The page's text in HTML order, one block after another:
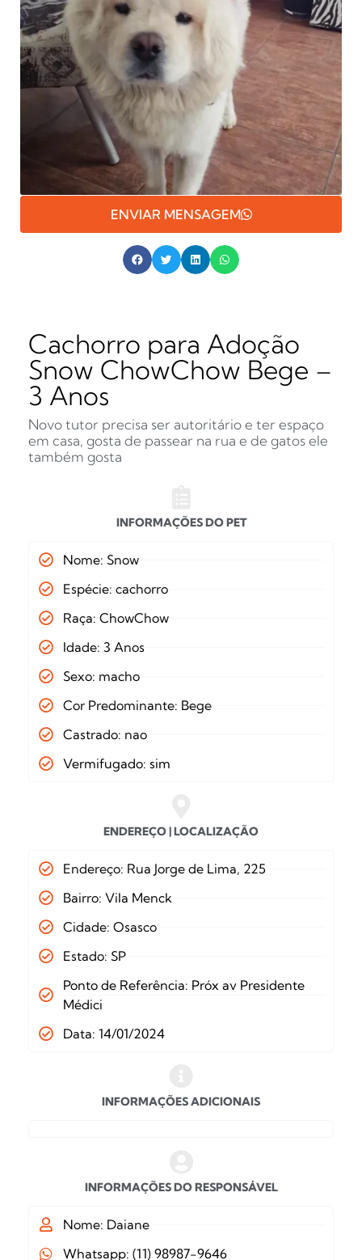
ENVIAR MENSAGEM
Cachorro para Adoção
Snow ChowChow Bege –
3 Anos
Novo tutor precisa ser autoritário e ter espaço
em casa, gosta de passear na rua e de gatos ele
também gosta
INFORMAÇÕES DO PET
Nome: Snow
Espécie: cachorro
Raça: ChowChow
Idade: 3 Anos
Sexo: macho
Cor Predominante: Bege
Castrado: nao
Vermifugado: sim
ENDEREÇO | LOCALIZAÇÃO
Endereço: Rua Jorge de Lima, 225
Bairro: Vila Menck
Cidade: Osasco
Estado: SP
Ponto de Referência: Próx av Presidente
Médici
Data: 14/01/2024
INFORMAÇÕES ADICIONAIS
INFORMAÇÕES DO RESPONSÁVEL
Nome: Daiane
Whatsapp: (11) 98987-9646